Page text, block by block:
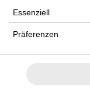
Essenziell
Präferenzen